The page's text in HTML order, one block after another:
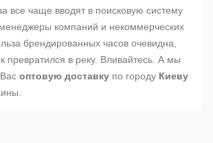
все чаще вводят в поисковую систему
компаний и некоммерческих
брендированных часов очевидна,
превратился в реку. Вливайтесь. А мы
оптовую доставку по городу Киеву